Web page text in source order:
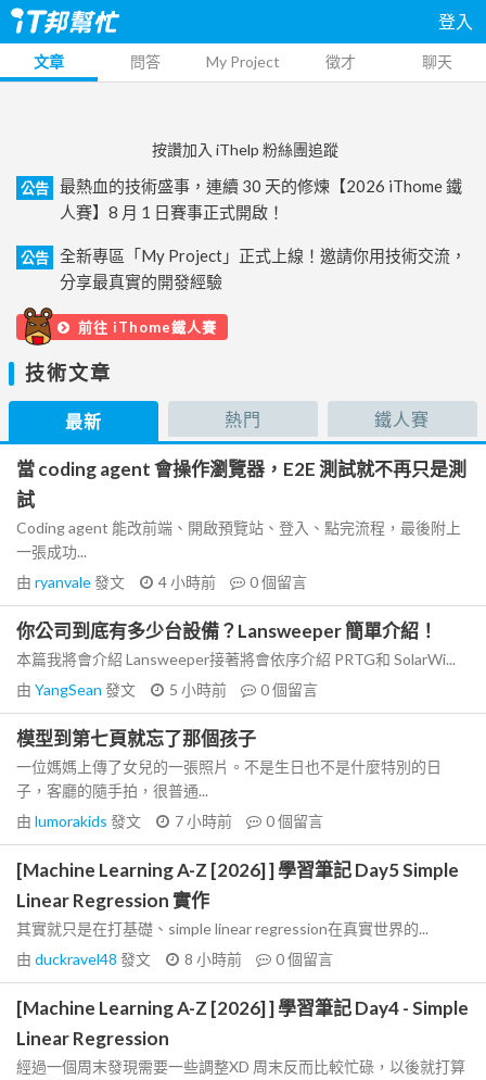
登入
文章 問答 My Project 徵才 聊天
按讚加入 iThelp 粉絲團追蹤
公告
最熱血的技術盛事，連續 30 天的修煉【2026 iThome 鐵
人賽】8 月 1 日賽事正式開啟！
公告
全新專區「My Project」正式上線！邀請你用技術交流，
分享最真實的開發經驗
前往 iThome鐵人賽
技術文章
最新 熱門 鐵人賽
當 coding agent 會操作瀏覽器，E2E 測試就不再只是測
試
Coding agent 能改前端、開啟預覽站、登入、點完流程，最後附上
一張成功...
由 ryanvale發文 4 小時前 0個留言
你公司到底有多少台設備？Lansweeper 簡單介紹！
本篇我將會介紹 Lansweeper接著將會依序介紹 PRTG和 SolarWi...
由 YangSean 發文 5 小時前 0個留言
模型到第七頁就忘了那個孩子
一位媽媽上傳了女兒的一張照片。不是生日也不是什麼特別的日
子，客廳的隨手拍，很普通...
由 lumorakids 發文 7 小時前 0個留言
[Machine Learning A-Z [2026] ] 學習筆記 Day5 Simple
Linear Regression 實作
其實就只是在打基礎、simple linear regression在真實世界的...
由 duckravel48 發文 8 小時前 0個留言
[Machine Learning A-Z [2026] ] 學習筆記 Day4 - Simple
Linear Regression
經過一個周末發現需要一些調整XD 周末反而比較忙碌，以後就打算